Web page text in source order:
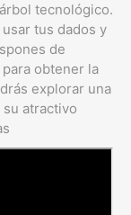
tecnológico.
tus dados y
de
obtener la
explorar una
atractivo